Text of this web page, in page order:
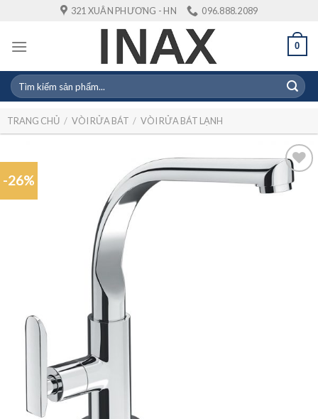
content
321 XUÂN PHƯƠNG - HN 096.888.2089
0
Tìm
kiếm:
TRANG CHỦ / VÒI RỬA BÁT / VÒI RỬA BÁT LẠNH
-26%